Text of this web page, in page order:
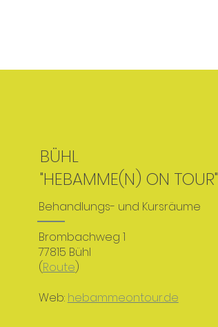
BÜHL
"HEBAMME(N) ON TOUR"
Behandlungs- und Kursräume
Brombachweg 1
77815 Bühl
(Route)
Web: hebammeontour.de